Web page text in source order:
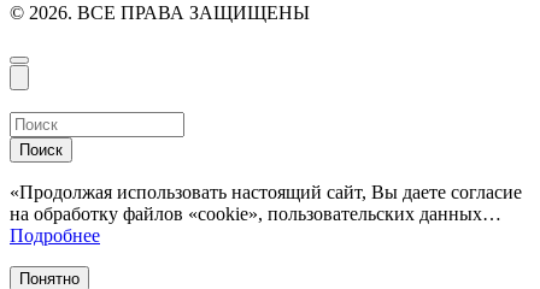
© 2026. ВСЕ ПРАВА ЗАЩИЩЕНЫ
Поиск
«Продолжая использовать настоящий сайт, Вы даете согласие
на обработку файлов «cookie», пользовательских данных…
Подробнее
Понятно